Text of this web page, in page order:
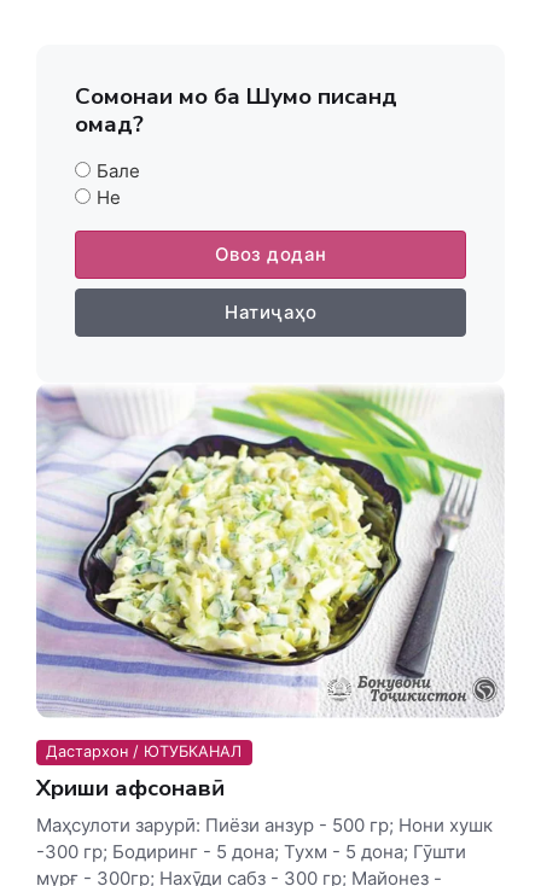
Сомонаи мо ба Шумо писанд
омад?
Бале
Не
Овоз додан
Натиҷаҳо
Дастархон / ЮТУБКАНАЛ
Хӯриши афсонавӣ
Маҳсулоти зарурӣ: Пиёзи анзур - 500 гр; Нони хушк
-300 гр; Бодиринг - 5 дона; Тухм - 5 дона; Гӯшти
мурғ - 300гр; Нахӯди сабз - 300 гр; Майонез -